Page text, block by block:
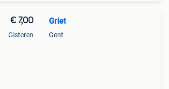
€ 7,00
Gisteren
Griet
Gent